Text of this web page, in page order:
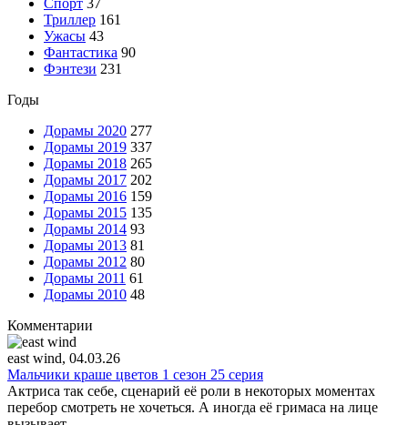
Триллер 161
Ужасы 43
Фантастика 90
Фэнтези 231
Годы
Дорамы 2020 277
Дорамы 2019 337
Дорамы 2018 265
Дорамы 2017 202
Дорамы 2016 159
Дорамы 2015 135
Дорамы 2014 93
Дорамы 2013 81
Дорамы 2012 80
Дорамы 2011 61
Дорамы 2010 48
Комментарии
east wind, 04.03.26
Мальчики краше цветов 1 сезон 25 серия
Актриса так себе, сценарий её роли в некоторых моментах
перебор смотреть не хочеться. А иногда её гримаса на лице